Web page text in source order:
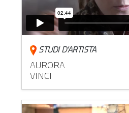
STUDI D'ARTISTA
AURORA
VINCI